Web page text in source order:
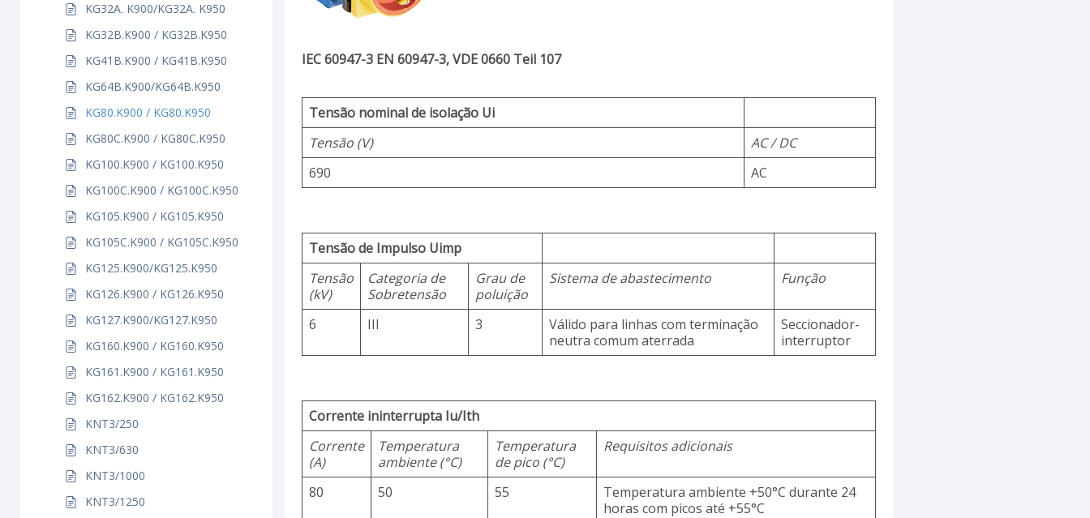
KG32A. K900/KG32A. K950
KG32B.K900 / KG32B.K950
KG41B.K900 / KG41B.K950
KG64B.K900/KG64B.K950
KG80.K900 / KG80.K950
KG80C.K900 / KG80C.K950
KG100.K900 / KG100.K950
KG100C.K900 / KG100C.K950
KG105.K900 / KG105.K950
KG105C.K900 / KG105C.K950
KG125.K900/KG125.K950
KG126.K900 / KG126.K950
KG127.K900/KG127.K950
KG160.K900 / KG160.K950
KG161.K900 / KG161.K950
KG162.K900 / KG162.K950
KNT3/250
KNT3/630
KNT3/1000
KNT3/1250
IEC 60947-3 EN 60947-3, VDE 0660 Teil 107
Tensão nominal de isolação Ui
Tensão (V)
AC / DC
690
AC
Tensão de Impulso Uimp
Tensão
(kV)
Categoria de
Sobretensão
Grau de
poluição
Sistema de abastecimento Função
6 III 3
Válido para linhas com terminação
neutra comum aterrada
Seccionador-
interruptor
Corrente ininterrupta Iu/Ith
Corrente
(A)
Temperatura
ambiente (°C)
Temperatura
de pico (°C)
Requisitos adicionais
80 50 55
Temperatura ambiente +50°C durante 24
horas com picos até +55°C